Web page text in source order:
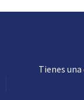
Tienes